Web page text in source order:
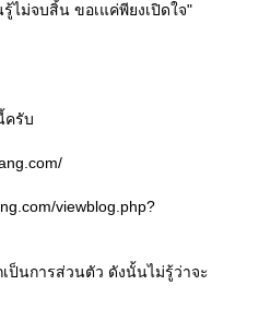
รู้ไม่จบสิ้น ขอเแค่พียงเปิดใจ"
ครับ
viewblog.php?
ป็นการส่วนตัว ดังนั้นไม่รู้ว่าจะ